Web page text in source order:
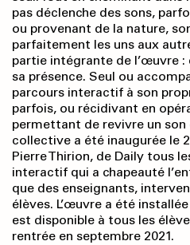
pas déclenche des sons,
ou provenant de la nature,
parfaitement les uns aux
partie intégrante de l’œuvre :
sa présence. Seul ou
parcours interactif à son
parfois, ou récidivant en
permettant de revivre un son
collective a été inaugurée le
Pierre Thirion, de Daily tous
interactif qui a chapeauté
que des enseignants,
élèves. L’œuvre a été
est disponible à tous les
rentrée en septembre 2021.